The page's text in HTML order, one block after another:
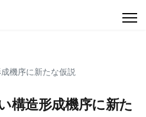
機序に新たな仮説
構造形成機序に新た